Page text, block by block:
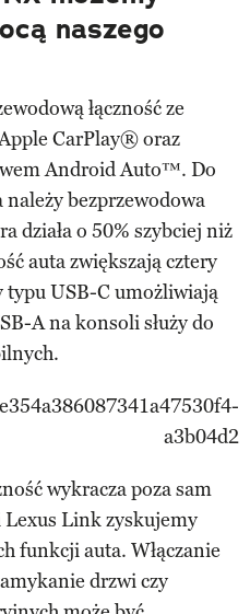
naszego
łączność ze
CarPlay® oraz
Android Auto™. Do
bezprzewodowa
działa o 50% szybciej niż
auta zwiększają cztery
USB-C umożliwiają
A na konsoli służy do
wykracza poza sam
Link zyskujemy
funkcji auta. Włączanie
drzwi czy